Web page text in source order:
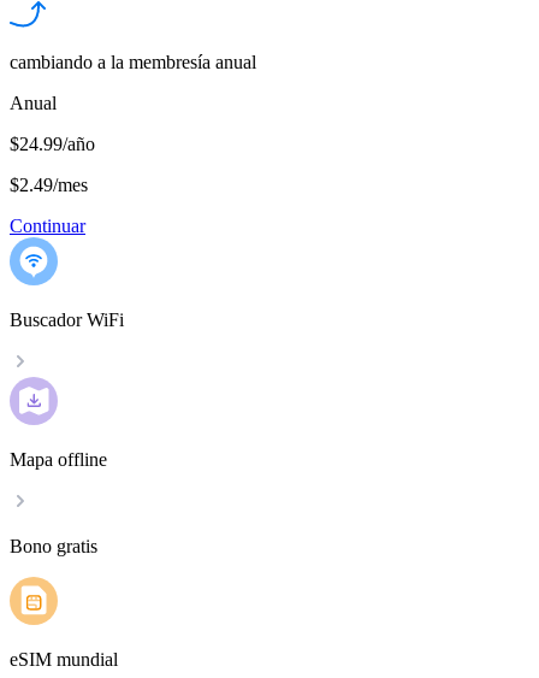
cambiando a la membresía anual
Anual
$24.99/año
$2.49/mes
Continuar
Buscador WiFi
Mapa offline
Bono gratis
eSIM mundial